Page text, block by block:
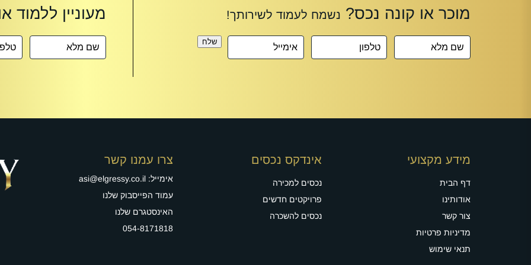
שלח
מידע מקצועי
דף הבית
אודותינו
צור קשר
מדיניות פרטיות
תנאי שימוש
אינדקס נכסים
נכסים למכירה
פרויקטים חדשים
נכסים להשכרה
צרו עמנו קשר
אימייל: asi@elgressy.co.il
עמוד הפייסבוק שלנו
האינסטגרם שלנו
054-8171818